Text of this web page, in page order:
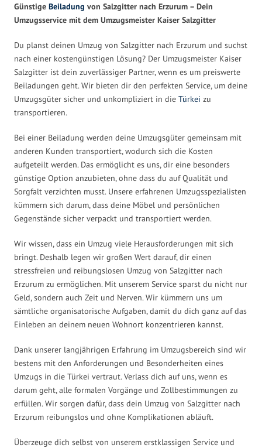
Günstige Beiladung von Salzgitter nach Erzurum – Dein
Umzugsservice mit dem Umzugsmeister Kaiser Salzgitter
Du planst deinen Umzug von Salzgitter nach Erzurum und suchst
nach einer kostengünstigen Lösung? Der Umzugsmeister Kaiser
Salzgitter ist dein zuverlässiger Partner, wenn es um preiswerte
Beiladungen geht. Wir bieten dir den perfekten Service, um deine
Umzugsgüter sicher und unkompliziert in die Türkei zu
transportieren.
Bei einer Beiladung werden deine Umzugsgüter gemeinsam mit
anderen Kunden transportiert, wodurch sich die Kosten
aufgeteilt werden. Das ermöglicht es uns, dir eine besonders
günstige Option anzubieten, ohne dass du auf Qualität und
Sorgfalt verzichten musst. Unsere erfahrenen Umzugsspezialisten
kümmern sich darum, dass deine Möbel und persönlichen
Gegenstände sicher verpackt und transportiert werden.
Wir wissen, dass ein Umzug viele Herausforderungen mit sich
bringt. Deshalb legen wir großen Wert darauf, dir einen
stressfreien und reibungslosen Umzug von Salzgitter nach
Erzurum zu ermöglichen. Mit unserem Service sparst du nicht nur
Geld, sondern auch Zeit und Nerven. Wir kümmern uns um
sämtliche organisatorische Aufgaben, damit du dich ganz auf das
Einleben an deinem neuen Wohnort konzentrieren kannst.
Dank unserer langjährigen Erfahrung im Umzugsbereich sind wir
bestens mit den Anforderungen und Besonderheiten eines
Umzugs in die Türkei vertraut. Verlass dich auf uns, wenn es
darum geht, alle formalen Vorgänge und Zollbestimmungen zu
erfüllen. Wir sorgen dafür, dass dein Umzug von Salzgitter nach
Erzurum reibungslos und ohne Komplikationen abläuft.
Überzeuge dich selbst von unserem erstklassigen Service und